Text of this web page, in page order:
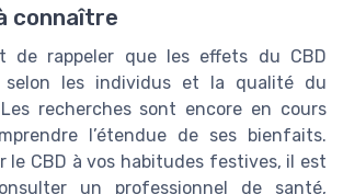
connaître
de rappeler que les effets du CBD
selon les individus et la qualité du
recherches sont encore en cours
l’étendue de ses bienfaits.
le CBD à vos habitudes festives, il est
un professionnel de santé,